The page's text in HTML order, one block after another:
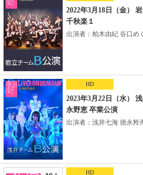
2022年3月18日（金）
千秋楽１
出演者：柏木由紀 谷口め
HD
2023年3月22日（水）
永野恵 卒業公演
出演者：浅井七海 徳永羚
HD